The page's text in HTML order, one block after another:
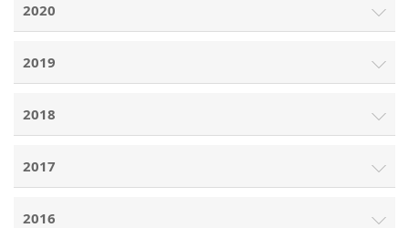
2020
2019
2018
2017
2016